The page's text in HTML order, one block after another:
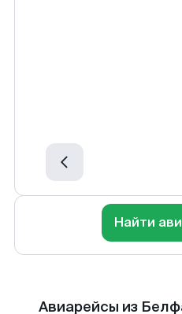
Найти
Авиарейсы из